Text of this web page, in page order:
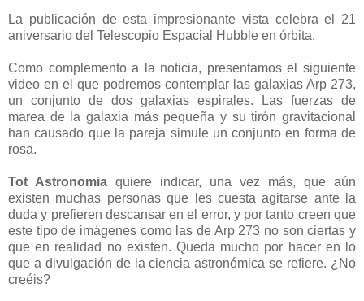
La publicación de esta impresionante vista celebra el 21
aniversario del Telescopio Espacial Hubble en órbita.
Como complemento a la noticia, presentamos el siguiente
video en el que podremos contemplar las galaxias Arp 273,
un conjunto de dos galaxias espirales. Las fuerzas de
marea de la galaxia más pequeña y su tirón gravitacional
han causado que la pareja simule un conjunto en forma de
rosa.
Tot Astronomia quiere indicar, una vez más, que aún
existen muchas personas que les cuesta agitarse ante la
duda y prefieren descansar en el error, y por tanto creen que
este tipo de imágenes como las de Arp 273 no son ciertas y
que en realidad no existen. Queda mucho por hacer en lo
que a divulgación de la ciencia astronómica se refiere. ¿No
creéis?